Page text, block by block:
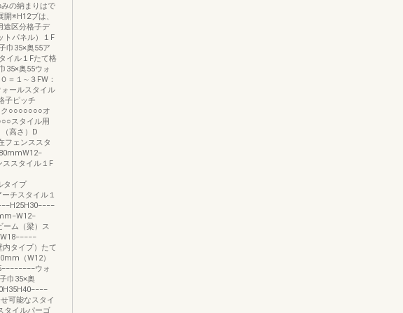
の納まりはで
※H12ブは、
区分格子デ
トパネル）１F
巾35×奥55ア
イル１Fたて格
35×奥55ウォ
＝１∼３FW：
ールスタイル
子ピッチ
○○○○○○○オ
スタイル用
（高さ）D
フェンススタ
ススタイル１F
タイプ
チスタイル１
ーム（梁）ス
内タイプ）たて
（W12）
ウォ
巾35×奥
可能なスタイ
タイルパーゴ